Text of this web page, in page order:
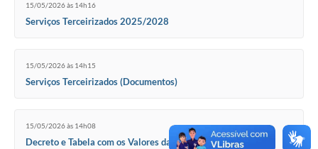
15/05/2026 às 14h16
Serviços Terceirizados 2025/2028
15/05/2026 às 14h15
Serviços Terceirizados (Documentos)
15/05/2026 às 14h08
Decreto e Tabela com os Valores das Diárias